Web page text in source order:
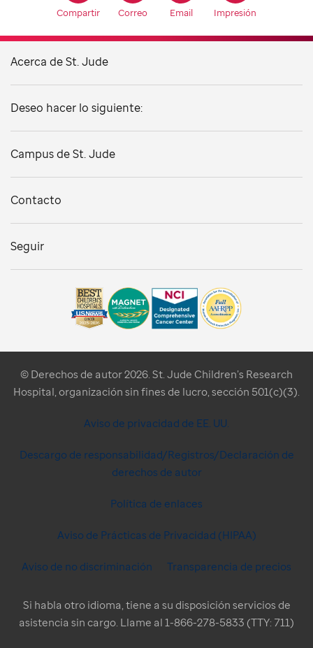
Compartir Correo Email Impresión
Acerca de St. Jude
Deseo hacer lo siguiente:
Campus de St. Jude
Contacto
Seguir
© Derechos de autor 2026. St. Jude Children’s Research
Hospital, organización sin fines de lucro, sección 501(c)(3).
Aviso de privacidad de EE. UU.
Descargo de responsabilidad/Registros/Declaración de
derechos de autor
Política de enlaces
Aviso de Prácticas de Privacidad (HIPAA)
Aviso de no discriminación Transparencia de precios
Si habla otro idioma, tiene a su disposición servicios de
asistencia sin cargo. Llame al 1-866-278-5833 (TTY: 711)